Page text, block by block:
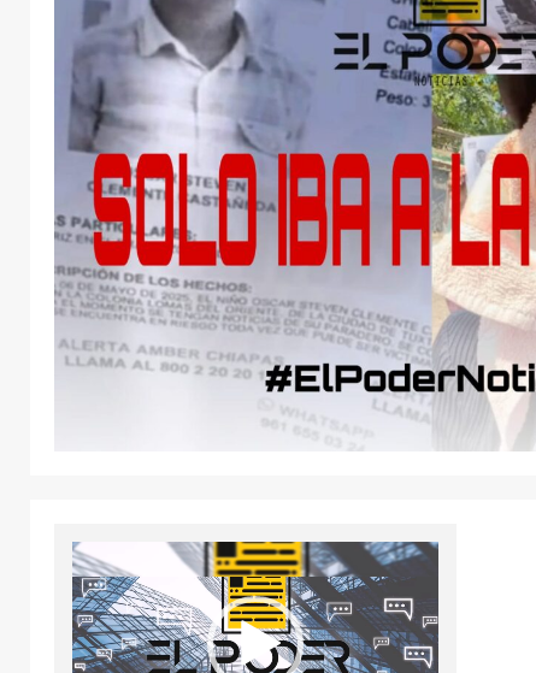
Reproductor
de
vídeo